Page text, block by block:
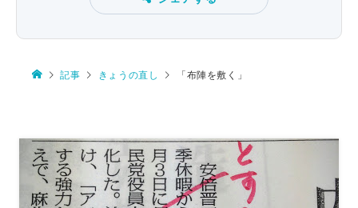
記事 きょうの直し 「布陣を敷く」